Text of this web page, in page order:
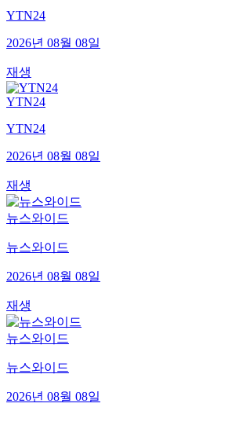
YTN24
2026년 08월 08일
재생
YTN24
YTN24
2026년 08월 08일
재생
뉴스와이드
뉴스와이드
2026년 08월 08일
재생
뉴스와이드
뉴스와이드
2026년 08월 08일